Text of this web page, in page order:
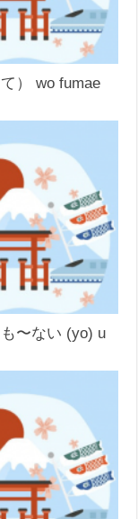
） wo fumae
〜ない (yo) u